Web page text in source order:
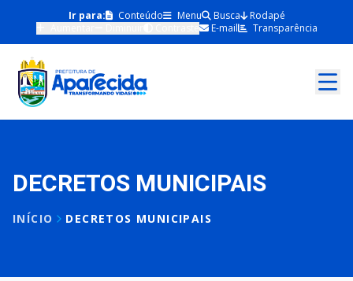
Ir para: Conteúdo Menu Busca Rodapé
E-mail Transparência
DECRETOS MUNICIPAIS
INÍCIO DECRETOS MUNICIPAIS